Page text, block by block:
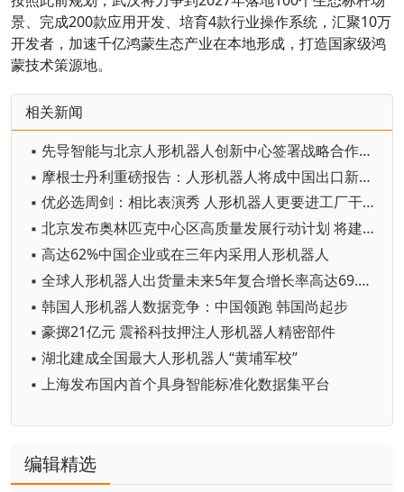
景、完成200款应用开发、培育4款行业操作系统，汇聚10万
开发者，加速千亿鸿蒙生态产业在本地形成，打造国家级鸿
蒙技术策源地。
相关新闻
▪ 先导智能与北京人形机器人创新中心签署战略合作协议
▪ 摩根士丹利重磅报告：人形机器人将成中国出口新引擎
▪ 优必选周剑：相比表演秀 人形机器人更要进工厂干实事
▪ 北京发布奥林匹克中心区高质量发展行动计划 将建设全球首个国家人形机器人赛训基地
▪ 高达62%中国企业或在三年内采用人形机器人
▪ 全球人形机器人出货量未来5年复合增长率高达69.7%
▪ 韩国人形机器人数据竞争：中国领跑 韩国尚起步
▪ 豪掷21亿元 震裕科技押注人形机器人精密部件
▪ 湖北建成全国最大人形机器人“黄埔军校”
▪ 上海发布国内首个具身智能标准化数据集平台
编辑精选